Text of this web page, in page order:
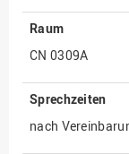
Kommunikation
Marketing
Nachhaltigkeit
Personal
Raum
CN 0309A
Sprechzeiten
nach